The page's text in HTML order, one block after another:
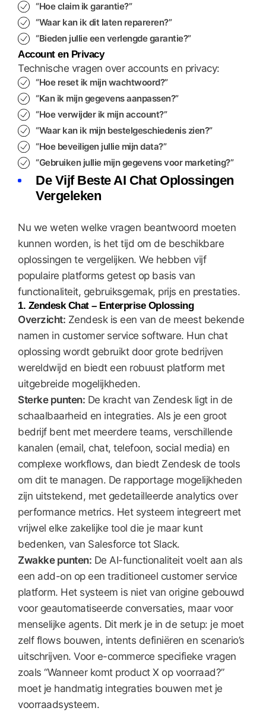
“Hoe claim ik garantie?”
“Waar kan ik dit laten repareren?”
“Bieden jullie een verlengde garantie?”
Account en Privacy
Technische vragen over accounts en privacy:
“Hoe reset ik mijn wachtwoord?”
“Kan ik mijn gegevens aanpassen?”
“Hoe verwijder ik mijn account?”
“Waar kan ik mijn bestelgeschiedenis zien?”
“Hoe beveiligen jullie mijn data?”
“Gebruiken jullie mijn gegevens voor marketing?”
De Vijf Beste AI Chat Oplossingen
Vergeleken
Nu we weten welke vragen beantwoord moeten
kunnen worden, is het tijd om de beschikbare
oplossingen te vergelijken. We hebben vijf
populaire platforms getest op basis van
functionaliteit, gebruiksgemak, prijs en prestaties.
1. Zendesk Chat – Enterprise Oplossing
Overzicht: Zendesk is een van de meest bekende
namen in customer service software. Hun chat
oplossing wordt gebruikt door grote bedrijven
wereldwijd en biedt een robuust platform met
uitgebreide mogelijkheden.
Sterke punten: De kracht van Zendesk ligt in de
schaalbaarheid en integraties. Als je een groot
bedrijf bent met meerdere teams, verschillende
kanalen (email, chat, telefoon, social media) en
complexe workflows, dan biedt Zendesk de tools
om dit te managen. De rapportage mogelijkheden
zijn uitstekend, met gedetailleerde analytics over
performance metrics. Het systeem integreert met
vrijwel elke zakelijke tool die je maar kunt
bedenken, van Salesforce tot Slack.
Zwakke punten: De AI-functionaliteit voelt aan als
een add-on op een traditioneel customer service
platform. Het systeem is niet van origine gebouwd
voor geautomatiseerde conversaties, maar voor
menselijke agents. Dit merk je in de setup: je moet
zelf flows bouwen, intents definiëren en scenario’s
uitschrijven. Voor e-commerce specifieke vragen
zoals “Wanneer komt product X op voorraad?”
moet je handmatig integraties bouwen met je
voorraadsysteem.